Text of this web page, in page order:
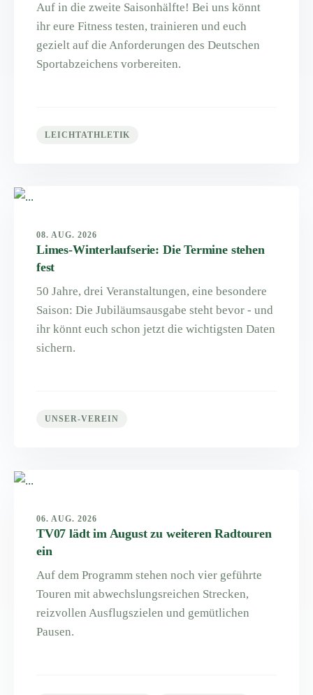
Auf in die zweite Saisonhälfte! Bei uns könnt
ihr eure Fitness testen, trainieren und euch
gezielt auf die Anforderungen des Deutschen
Sportabzeichens vorbereiten.
LEICHTATHLETIK
08. AUG. 2026
Limes-Winterlaufserie: Die Termine stehen
fest
50 Jahre, drei Veranstaltungen, eine besondere
Saison: Die Jubiläumsausgabe steht bevor - und
ihr könnt euch schon jetzt die wichtigsten Daten
sichern.
UNSER-VEREIN
06. AUG. 2026
TV07 lädt im August zu weiteren Radtouren
ein
Auf dem Programm stehen noch vier geführte
Touren mit abwechslungsreichen Strecken,
reizvollen Ausflugszielen und gemütlichen
Pausen.